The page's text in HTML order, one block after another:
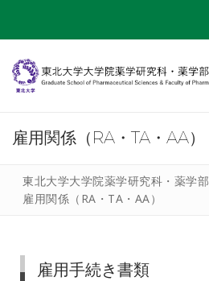
雇用関係（RA・TA・AA）
東北大学大学院薬学研究科・薬学部
雇用関係（RA・TA・AA）
雇用手続き書類